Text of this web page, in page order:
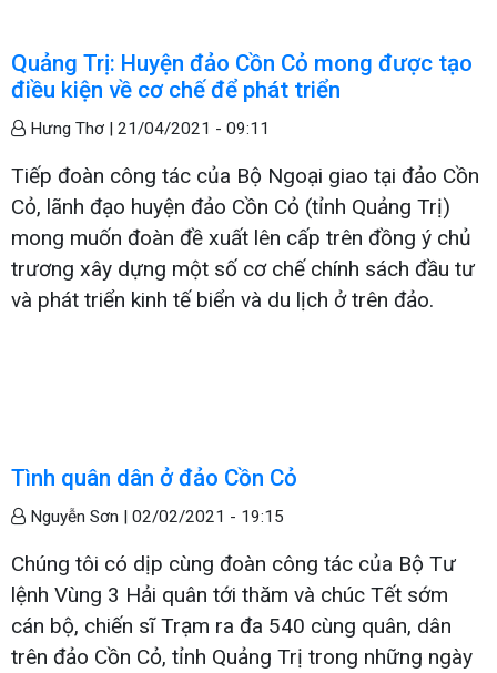
Quảng Trị: Huyện đảo Cồn Cỏ mong được tạo
điều kiện về cơ chế để phát triển
Hưng Thơ | 21/04/2021 - 09:11
Tiếp đoàn công tác của Bộ Ngoại giao tại đảo Cồn
Cỏ, lãnh đạo huyện đảo Cồn Cỏ (tỉnh Quảng Trị)
mong muốn đoàn đề xuất lên cấp trên đồng ý chủ
trương xây dựng một số cơ chế chính sách đầu tư
và phát triển kinh tế biển và du lịch ở trên đảo.
Tình quân dân ở đảo Cồn Cỏ
Nguyễn Sơn | 02/02/2021 - 19:15
Chúng tôi có dịp cùng đoàn công tác của Bộ Tư
lệnh Vùng 3 Hải quân tới thăm và chúc Tết sớm
cán bộ, chiến sĩ Trạm ra đa 540 cùng quân, dân
trên đảo Cồn Cỏ, tỉnh Quảng Trị trong những ngày